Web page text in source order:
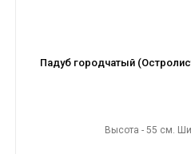
Падуб городчатый
Высота - 55 см.